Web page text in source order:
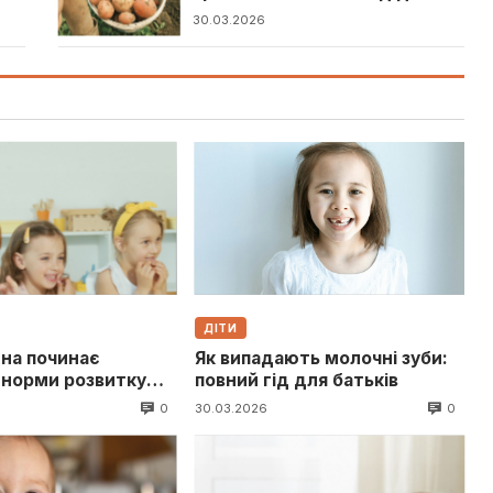
гарного врожаю
30.03.2026
починає
розвитку
0
ДІТИ
Як випадають молочні зуби:
повний гід для батьків
30.03.2026 0